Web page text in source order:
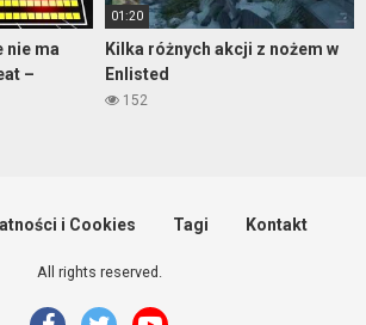
nie ma
–
01:20
Kilka różnych akcji z nożem w
Enlisted
152
i Cookies Tagi Kontakt
All rights reserved.